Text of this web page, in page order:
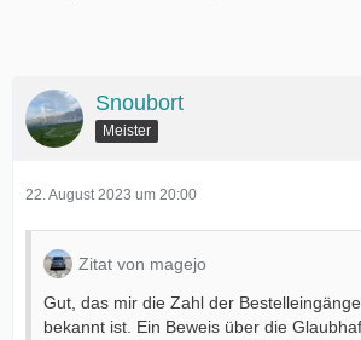
Snoubort
Meister
22. August 2023 um 20:00
Zitat von magejo
Gut, das mir die Zahl der
bekannt ist. Ein Beweis über die